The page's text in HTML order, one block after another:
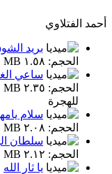
أحمد الفتلاوي
بريد
الحجم: ١.٥٨ MB من اصدار بريد الشوق
ساعي
للهجرة
سلام
الحجم: ٢.٠٨ MB رياض الحسناوي من اصدار: تانيت
سلطان
الحجم: ٢.١٢ MB الشاعر: جواد الخطيب من اصدار: تانيت
يا ثار الله